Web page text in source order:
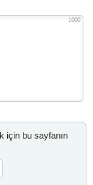
1000
için bu sayfanın